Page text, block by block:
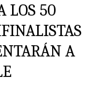
LOS 50
A